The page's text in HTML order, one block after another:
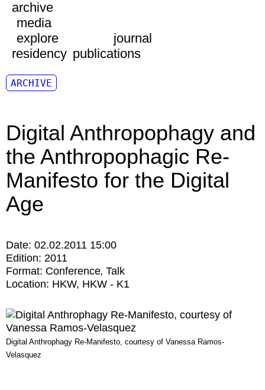
archive
media
explore
journal
residency publications
ARCHIVE
Digital Anthropophagy and
the Anthropophagic Re-
Manifesto for the Digital
Age
Date: 02.02.2011 15:00
Edition: 2011
Format: Conference Talk
Location: HKW HKW - K1
Digital Anthrophagy Re-Manifesto, courtesy of Vanessa Ramos-
Velasquez